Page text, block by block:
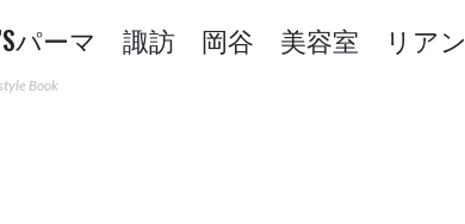
パーマ 諏訪 岡谷 美容室 リアン
Book